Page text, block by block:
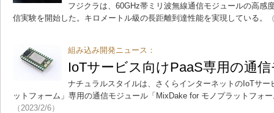
フジクラは、60GHz帯ミリ波無線通信モジュールの高感
信実験を開始した。キロメートル級の長距離到達性能を実現している。
組み込み開発ニュース：
IoTサービス向けPaaS専用の通
ナチュラルスタイルは、さくらインターネットのIoTサ
ットフォーム」専用の通信モジュール「MixDake for モノプラットフォ
（2023/2/6）